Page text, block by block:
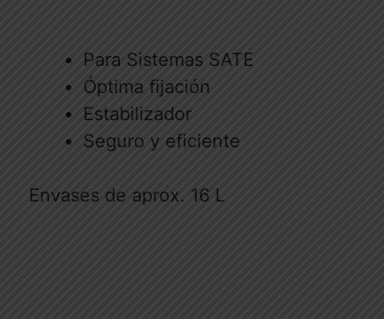
Para Sistemas SATE
Óptima fijación
Estabilizador
Seguro y eficiente
Envases de aprox. 16 L